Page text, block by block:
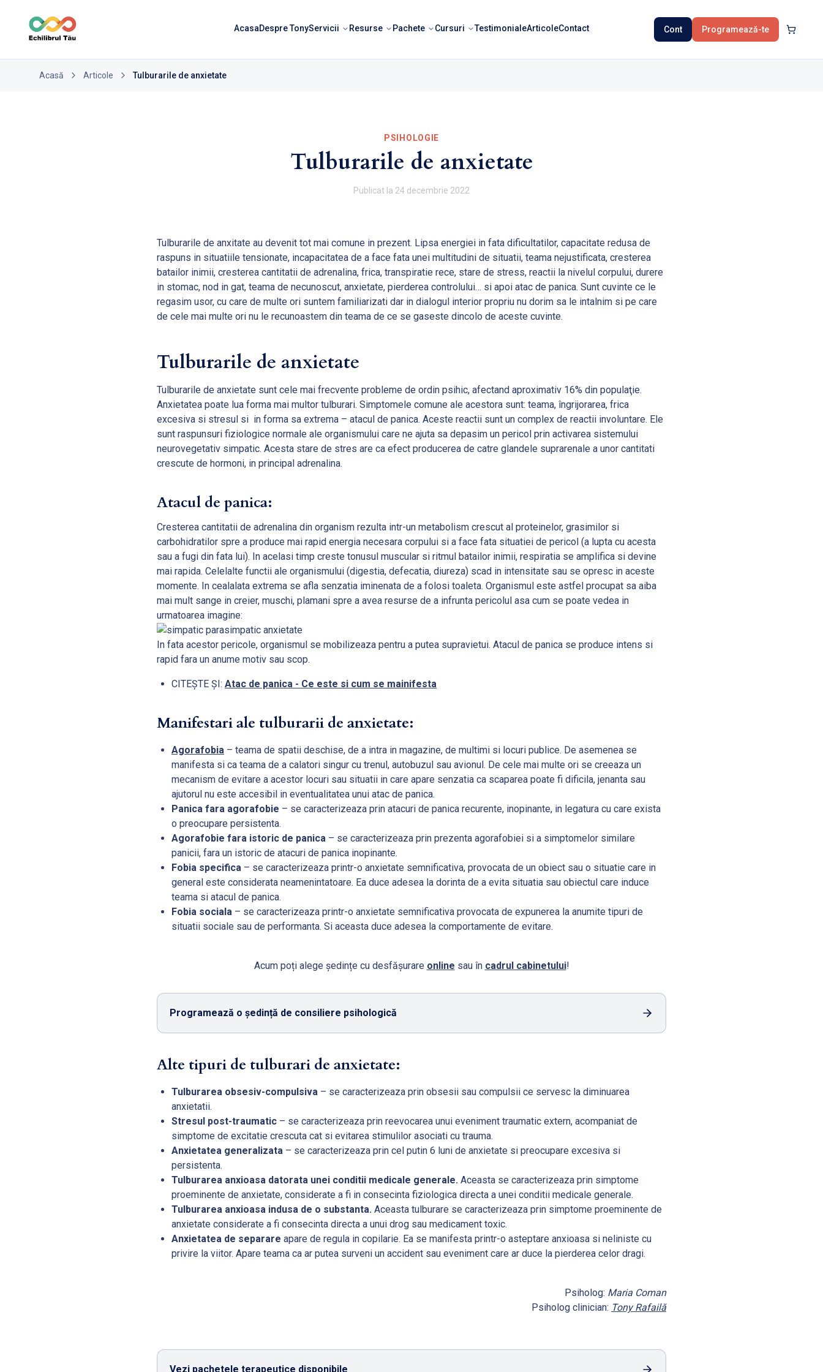
AcasaDespre TonyServicii Resurse Pachete Cursuri TestimonialeArticoleContact Cont Programează-te
Acasă Articole Tulburarile de anxietate
PSIHOLOGIE
Tulburarile de anxietate
Publicat la 24 decembrie 2022
Tulburarile de anxitate au devenit tot mai comune in prezent. Lipsa energiei in fata dificultatilor, capacitate redusa de
raspuns in situatiile tensionate, incapacitatea de a face fata unei multitudini de situatii, teama nejustificata, cresterea
batailor inimii, cresterea cantitatii de adrenalina, frica, transpiratie rece, stare de stress, reactii la nivelul corpului, durere
in stomac, nod in gat, teama de necunoscut, anxietate, pierderea controlului… si apoi atac de panica. Sunt cuvinte ce le
regasim usor, cu care de multe ori suntem familiarizati dar in dialogul interior propriu nu dorim sa le intalnim si pe care
de cele mai multe ori nu le recunoastem din teama de ce se gaseste dincolo de aceste cuvinte.
Tulburarile de anxietate
Tulburarile de anxietate sunt cele mai frecvente probleme de ordin psihic, afectand aproximativ 16% din populaţie.
Anxietatea poate lua forma mai multor tulburari. Simptomele comune ale acestora sunt: teama, îngrijorarea, frica
excesiva si stresul si in forma sa extrema – atacul de panica. Aceste reactii sunt un complex de reactii involuntare. Ele
sunt raspunsuri fiziologice normale ale organismului care ne ajuta sa depasim un pericol prin activarea sistemului
neurovegetativ simpatic. Acesta stare de stres are ca efect producerea de catre glandele suprarenale a unor cantitati
crescute de hormoni, in principal adrenalina.
Atacul de panica:
Cresterea cantitatii de adrenalina din organism rezulta intr-un metabolism crescut al proteinelor, grasimilor si
carbohidratilor spre a produce mai rapid energia necesara corpului si a face fata situatiei de pericol (a lupta cu acesta
sau a fugi din fata lui). In acelasi timp creste tonusul muscular si ritmul batailor inimii, respiratia se amplifica si devine
mai rapida. Celelalte functii ale organismului (digestia, defecatia, diureza) scad in intensitate sau se opresc in aceste
momente. In cealalata extrema se afla senzatia iminenata de a folosi toaleta. Organismul este astfel procupat sa aiba
mai mult sange in creier, muschi, plamani spre a avea resurse de a infrunta pericolul asa cum se poate vedea in
urmatoarea imagine:
In fata acestor pericole, organismul se mobilizeaza pentru a putea supravietui. Atacul de panica se produce intens si
rapid fara un anume motiv sau scop.
CITEȘTE ȘI: Atac de panica - Ce este si cum se mainifesta
Manifestari ale tulburarii de anxietate:
Agorafobia – teama de spatii deschise, de a intra in magazine, de multimi si locuri publice. De asemenea se
manifesta si ca teama de a calatori singur cu trenul, autobuzul sau avionul. De cele mai multe ori se creeaza un
mecanism de evitare a acestor locuri sau situatii in care apare senzatia ca scaparea poate fi dificila, jenanta sau
ajutorul nu este accesibil in eventualitatea unui atac de panica.
Panica fara agorafobie – se caracterizeaza prin atacuri de panica recurente, inopinante, in legatura cu care exista
o preocupare persistenta.
Agorafobie fara istoric de panica – se caracterizeaza prin prezenta agorafobiei si a simptomelor similare
panicii, fara un istoric de atacuri de panica inopinante.
Fobia specifica – se caracterizeaza printr-o anxietate semnificativa, provocata de un obiect sau o situatie care in
general este considerata neamenintatoare. Ea duce adesea la dorinta de a evita situatia sau obiectul care induce
teama si atacul de panica.
Fobia sociala – se caracterizeaza printr-o anxietate semnificativa provocata de expunerea la anumite tipuri de
situatii sociale sau de performanta. Si aceasta duce adesea la comportamente de evitare.
Acum poți alege ședințe cu desfășurare online sau în cadrul cabinetului!
Programează o ședință de consiliere psihologică
Alte tipuri de tulburari de anxietate:
Tulburarea obsesiv-compulsiva – se caracterizeaza prin obsesii sau compulsii ce servesc la diminuarea
anxietatii.
Stresul post-traumatic – se caracterizeaza prin reevocarea unui eveniment traumatic extern, acompaniat de
simptome de excitatie crescuta cat si evitarea stimulilor asociati cu trauma.
Anxietatea generalizata – se caracterizeaza prin cel putin 6 luni de anxietate si preocupare excesiva si
persistenta.
Tulburarea anxioasa datorata unei conditii medicale generale. Aceasta se caracterizeaza prin simptome
proeminente de anxietate, considerate a fi in consecinta fiziologica directa a unei conditii medicale generale.
Tulburarea anxioasa indusa de o substanta. Aceasta tulburare se caracterizeaza prin simptome proeminente de
anxietate considerate a fi consecinta directa a unui drog sau medicament toxic.
Anxietatea de separare apare de regula in copilarie. Ea se manifesta printr-o asteptare anxioasa si neliniste cu
privire la viitor. Apare teama ca ar putea surveni un accident sau eveniment care ar duce la pierderea celor dragi.
Psiholog: Maria Coman
Psiholog clinician: Tony Rafailă
Vezi pachetele terapeutice disponibile